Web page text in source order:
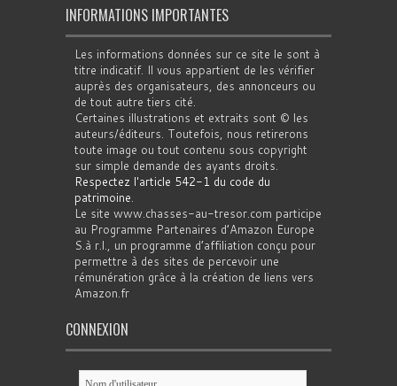
INFORMATIONS IMPORTANTES
Les informations données sur ce site le sont à
titre indicatif. Il vous appartient de les vérifier
auprès des organisateurs, des annonceurs ou
de tout autre tiers cité.
Certaines illustrations et extraits sont © les
auteurs/éditeurs. Toutefois, nous retirerons
toute image ou tout contenu sous copyright
sur simple demande des ayants droits.
Respectez l'article 542-1 du code du
patrimoine.
Le site www.chasses-au-tresor.com participe
au Programme Partenaires d’Amazon Europe
S.à r.l., un programme d’affiliation conçu pour
permettre à des sites de percevoir une
rémunération grâce à la création de liens vers
Amazon.fr
CONNEXION